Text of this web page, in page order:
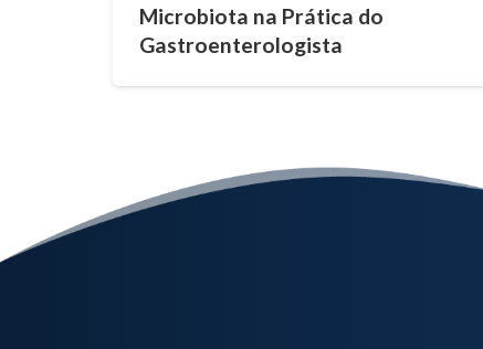
Microbiota na Prática do
Gastroenterologista